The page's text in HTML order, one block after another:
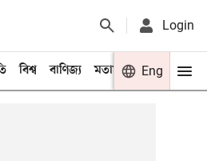
Login
বিশ্ব বাণিজ্য মতামত খেলা
Eng